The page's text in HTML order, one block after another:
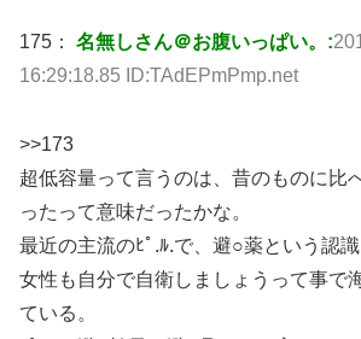
175： 名無しさん＠お腹いっぱい。:
16:29:18.85 ID:TAdEPmPmp.net
>>173
超低容量って言うのは、昔のものに比
ったって意味だったかな。
最近の主流のﾋﾟ.ﾙ.で、避○薬という認識
女性も自分で自衛しましょうって事で
ている。